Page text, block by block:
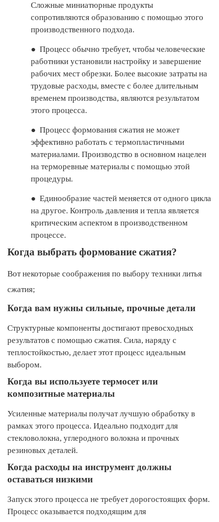
Сложные миниатюрные продукты
сопротивляются образованию с помощью этого
производственного подхода.
● Процесс обычно требует, чтобы человеческие
работники установили настройку и завершение
рабочих мест обрезки. Более высокие затраты на
трудовые расходы, вместе с более длительным
временем производства, являются результатом
этого процесса.
● Процесс формования сжатия не может
эффективно работать с термопластичными
материалами. Производство в основном нацелен
на терморевные материалы с помощью этой
процедуры.
● Единообразие частей меняется от одного цикла
на другое. Контроль давления и тепла является
критическим аспектом в производственном
процессе.
Когда выбрать формование сжатия?
Вот некоторые соображения по выбору техники литья
сжатия;
Когда вам нужны сильные, прочные детали
Структурные компоненты достигают превосходных
результатов с помощью сжатия. Сила, наряду с
теплостойкостью, делает этот процесс идеальным
выбором.
Когда вы используете термосет или
композитные материалы
Усиленные материалы получат лучшую обработку в
рамках этого процесса. Идеально подходит для
стекловолокна, углеродного волокна и прочных
резиновых деталей.
Когда расходы на инструмент должны
оставаться низкими
Запуск этого процесса не требует дорогостоящих форм.
Процесс оказывается подходящим для